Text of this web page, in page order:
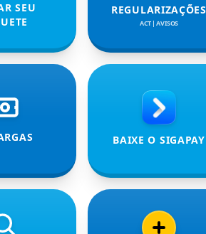
SEU
REGULARIZAÇÕES
ACT | AVISOS
BAIXE O SIGAPAY